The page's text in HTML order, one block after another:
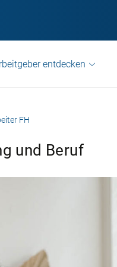
entdecken
FH
und Beruf